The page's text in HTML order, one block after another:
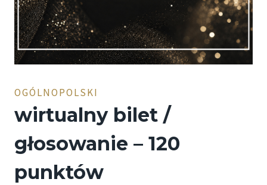
OGÓLNOPOLSKI
wirtualny bilet /
głosowanie – 120
punktów